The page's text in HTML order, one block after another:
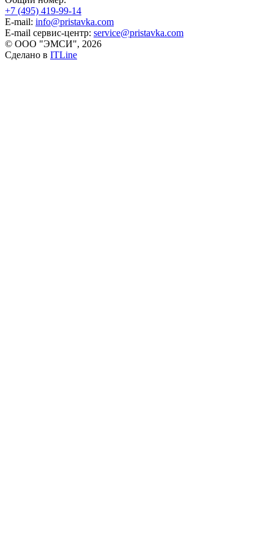
+7 (495) 419-99-14
E-mail: info@pristavka.com
E-mail сервис-центр: service@pristavka.com
© ООО "ЭМСИ", 2026
Сделано в ITLine